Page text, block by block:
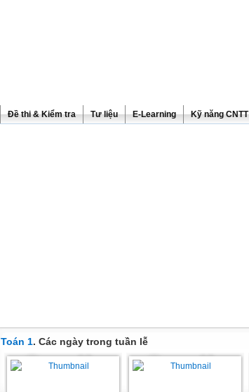
Đề thi & Kiểm tra Tư liệu E-Learning Kỹ năng CNTT
Toán 1. Các ngày trong tuần lễ